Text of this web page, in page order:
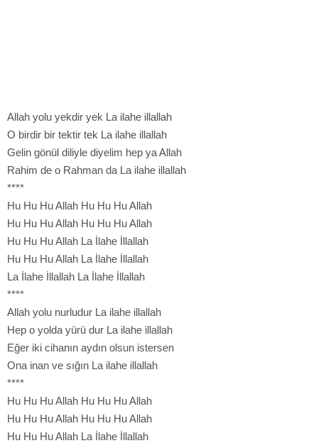
Allah yolu yekdir yek La ilahe illallah
O birdir bir tektir tek La ilahe illallah
Gelin gönül diliyle diyelim hep ya Allah
Rahim de o Rahman da La ilahe illallah
****
Hu Hu Hu Allah Hu Hu Hu Allah
Hu Hu Hu Allah Hu Hu Hu Allah
Hu Hu Hu Allah La İlahe İllallah
Hu Hu Hu Allah La İlahe İllallah
La İlahe İllallah La İlahe İllallah
****
Allah yolu nurludur La ilahe illallah
Hep o yolda yürü dur La ilahe illallah
Eğer iki cihanın aydın olsun istersen
Ona inan ve sığın La ilahe illallah
****
Hu Hu Hu Allah Hu Hu Hu Allah
Hu Hu Hu Allah Hu Hu Hu Allah
Hu Hu Hu Allah La İlahe İllallah